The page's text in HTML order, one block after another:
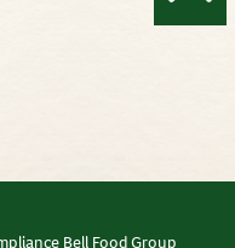
Bell Food Group